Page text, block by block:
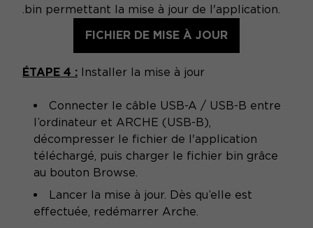
.bin permettant la mise à jour de l'application.
FICHIER DE MISE À JOUR
ÉTAPE 4 : Installer la mise à jour
Connecter le câble USB-A / USB-B entre
l’ordinateur et ARCHE (USB-B),
décompresser le fichier de l'application
téléchargé, puis charger le fichier bin grâce
au bouton Browse.
Lancer la mise à jour. Dès qu’elle est
effectuée, redémarrer Arche.